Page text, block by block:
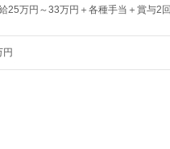
給25万円～33万円＋各種手当＋賞与
円